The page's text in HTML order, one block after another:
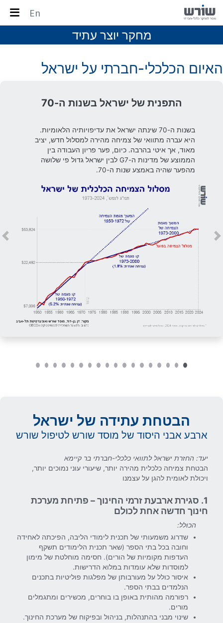
En
מחקר יוצר עתיד
האיום הכלכלי-חברתי על ישראל
השבעים היתה מהמהירות בעולם. דרום קוריאה וטאיוואן,
עם רמת חיים של כרבע בלבד מזו של ישראל ב-1950,
הצליחו לשמור על קצב צמיחה דומה – והפערים בין ישראל
לבינן נותרו כמעט ללא שינוי עד 1972. אחרי 1973, ישראל
שינתה את עדיפויותיה הלאומיות. דרום קוריאה וטאיוואן
Next
הבטחת עתידה של ישראל
ארבע אבני היסוד של מוסד שורש לטיפול שורש
יעד: החזרת ישראל לתוואי כלכלי-חברתי בר קיימא
הבטחת צמיחה כלכלית מהירה יותר, שיעורי עוני נמוכים יותר,
ויכולת לאומית להגן על עצמנו
1. סגירת ארבעת זרמי החינוך – פתיחת מערכת
חינוך חדשה אחת לכולם
הכולל:
שדרוג משמעותי של תכנית לימודי הליבה, הפיכתה לאחידה
וחובה בכל בתי הספר (שאר תכנית הלימודים תשקף
העדפות מקומיות של הורים). חסימה מוחלטת של מימון
למוסדות שלא עומדות במלוא הדרישות.
איסור כולל על מעורבותן של מפלגות פוליטיות בתכנים
הנלמדים בבתי הספר.
רפורמה מהותית באופן בו בוחרים, מכשירים ומתגמלים
מורים.
שינוי מבני בהתנהלות, בניהול ובפיקוח של מערכת החינוך.